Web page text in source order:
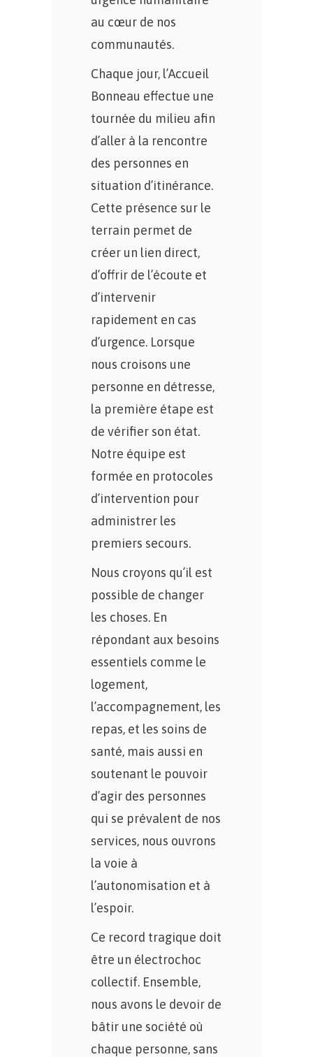
au cœur de nos
communautés.
Chaque jour, l’Accueil
Bonneau effectue une
tournée du milieu afin
d’aller à la rencontre
des personnes en
situation d’itinérance.
Cette présence sur le
terrain permet de
créer un lien direct,
d’offrir de l’écoute et
d’intervenir
rapidement en cas
d’urgence. Lorsque
nous croisons une
personne en détresse,
la première étape est
de vérifier son état.
Notre équipe est
formée en protocoles
d’intervention pour
administrer les
premiers secours.
Nous croyons qu’il est
possible de changer
les choses. En
répondant aux besoins
essentiels comme le
logement,
l’accompagnement, les
repas, et les soins de
santé, mais aussi en
soutenant le pouvoir
d’agir des personnes
qui se prévalent de nos
services, nous ouvrons
la voie à
l’autonomisation et à
l’espoir.
Ce record tragique doit
être un électrochoc
collectif. Ensemble,
nous avons le devoir de
bâtir une société où
chaque personne, sans